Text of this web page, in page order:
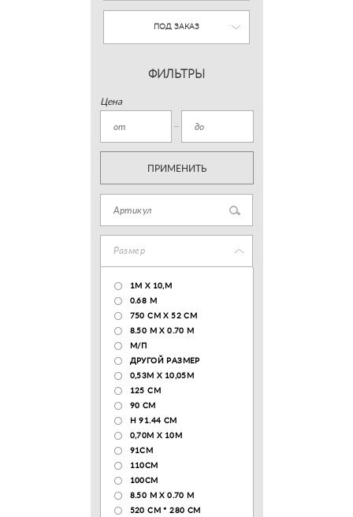
ПОД ЗАКАЗ
ФИЛЬТРЫ
Цена
ПРИМЕНИТЬ
Размер
1М Х 10,М
0.68 M
750 CM X 52 CM
8.50 М X 0.70 М
М/П
ДРУГОЙ РАЗМЕР
0,53М Х 10,05М
125 CM
90 СМ
H 91.44 CM
0,70М Х 10М
91СМ
110CM
100CM
8.50 M X 0.70 M
520 СМ * 280 СМ